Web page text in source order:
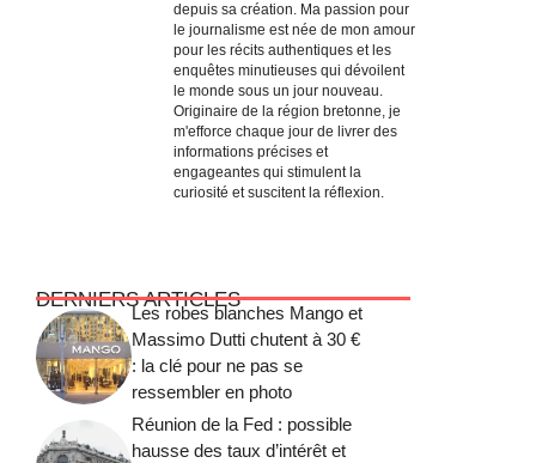
depuis sa création. Ma passion pour
le journalisme est née de mon amour
pour les récits authentiques et les
enquêtes minutieuses qui dévoilent
le monde sous un jour nouveau.
Originaire de la région bretonne, je
m'efforce chaque jour de livrer des
informations précises et
engageantes qui stimulent la
curiosité et suscitent la réflexion.
DERNIERS ARTICLES
Les robes blanches Mango et
Massimo Dutti chutent à 30 €
: la clé pour ne pas se
ressembler en photo
Réunion de la Fed : possible
hausse des taux d’intérêt et